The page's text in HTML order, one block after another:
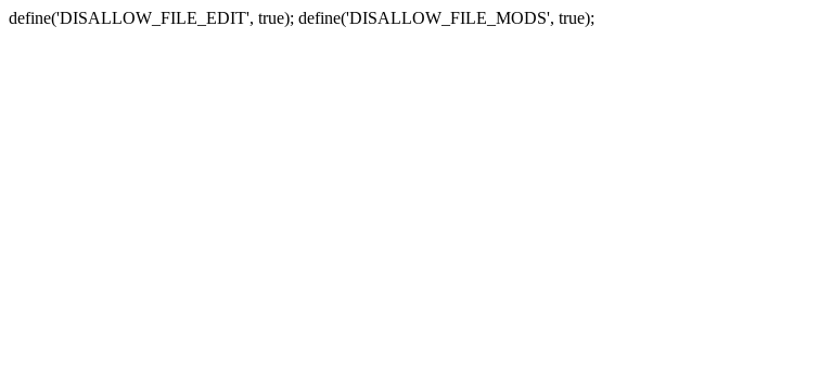
define('DISALLOW_FILE_EDIT', true); define('DISALLOW_FILE_MODS', true);